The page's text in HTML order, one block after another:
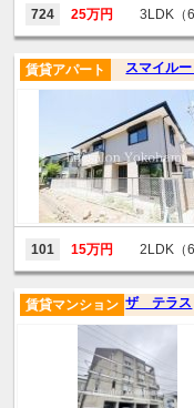
724 25万円 3LDK（
スマイル
賃貸アパート
101 15万円 2LDK（
ザ テラス
賃貸マンション